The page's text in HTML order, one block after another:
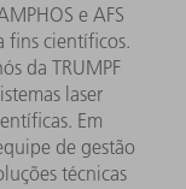
e AFS
fins científicos.
da TRUMPF
laser
Em
de gestão
técnicas